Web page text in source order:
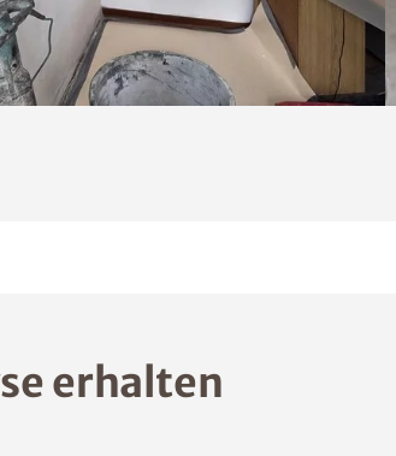
erhalten